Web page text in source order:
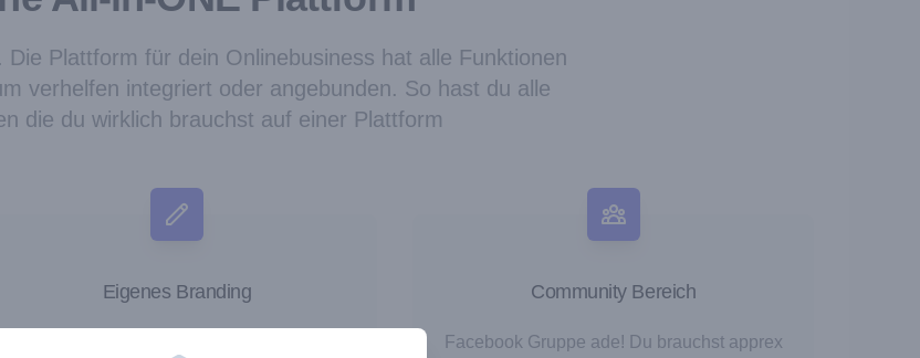
Die Plattform für dein Onlinebusiness hat alle Funktionen
verhelfen integriert oder angebunden. So hast du alle
die du wirklich brauchst auf einer Plattform
Eigenes Branding Community Bereich
Facebook Gruppe ade! Du brauchst apprex